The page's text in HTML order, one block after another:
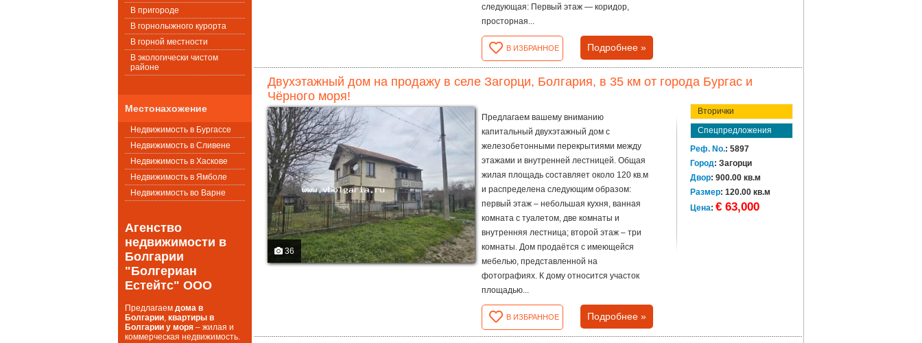
В пригороде
В горнолыжного курорта
В горной местности
В экологически чистом
районе
Местонахожение
Недвижимость в Бургассе
Недвижимость в Сливене
Недвижимость в Хаскове
Недвижимость в Ямболе
Недвижимость во Варне
Агенство
недвижимости в
Болгарии
"Болгериан
Естейтс" ООО
Предлагаем дома в
Болгарии, квартиры в
Болгарии у моря – жилая и
коммерческая недвижимость.
следующая: Первый этаж — коридор,
просторная...
В ИЗБРАННОЕ Подробнее »
Двухэтажный дом на продажу в селе Загорци, Болгария, в 35 км от города Бургас и
Чёрного моря!
36
Предлагаем вашему вниманию
капитальный двухэтажный дом с
железобетонными перекрытиями между
этажами и внутренней лестницей. Общая
жилая площадь составляет около 120 кв.м
и распределена следующим образом:
первый этаж – небольшая кухня, ванная
комната с туалетом, две комнаты и
внутренняя лестница; второй этаж – три
комнаты. Дом продаётся с имеющейся
мебелью, представленной на
фотографиях. К дому относится участок
площадью...
В ИЗБРАННОЕ Подробнее »
Вторички
Спецпредложения
Реф. No.: 5897
Город: Загорци
Двор: 900.00 кв.м
Размер: 120.00 кв.м
Цена: € 63,000